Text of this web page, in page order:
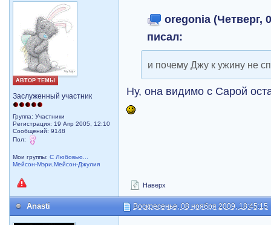
АВТОР ТЕМЫ
Заслуженный участник
Группа: Участники
Регистрация: 19 Апр 2005, 12:10
Сообщений: 9148
Пол:
Мои группы:С Любовью...
Мейсон-Мэри,Мейсон-Джулия
oregonia (Четверг,
писал:
и почему Джу к ужину не
Ну, она видимо с Сарой
Наверх
Anasti Воскресенье, 08 ноября 2009, 18:45:15